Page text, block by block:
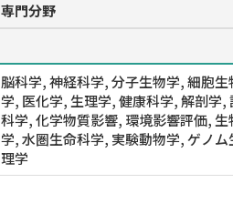
専門分野
脳科学, 神経科学, 分子生物学, 細胞
学, 医化学, 生理学, 健康科学, 解剖学,
科学, 化学物質影響, 環境影響評価,
学, 水圏生命科学, 実験動物学, ゲノ
理学